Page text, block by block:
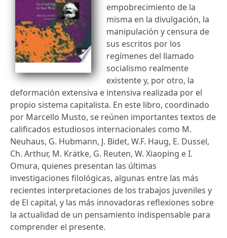
empobrecimiento de la
misma en la divulgación, la
manipulación y censura de
sus escritos por los
regímenes del llamado
socialismo realmente
existente y, por otro, la
deformación extensiva e intensiva realizada por el
propio sistema capitalista. En este libro, coordinado
por Marcello Musto, se reúnen importantes textos de
calificados estudiosos internacionales como M.
Neuhaus, G. Hubmann, J. Bidet, W.F. Haug, E. Dussel,
Ch. Arthur, M. Krätke, G. Reuten, W. Xiaoping e I.
Omura, quienes presentan las últimas
investigaciones filológicas, algunas entre las más
recientes interpretaciones de los trabajos juveniles y
de El capital, y las más innovadoras reflexiones sobre
la actualidad de un pen­samiento indispensable para
comprender el presente.